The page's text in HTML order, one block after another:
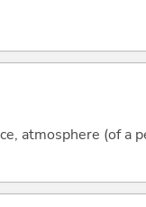
atmosphere (of a